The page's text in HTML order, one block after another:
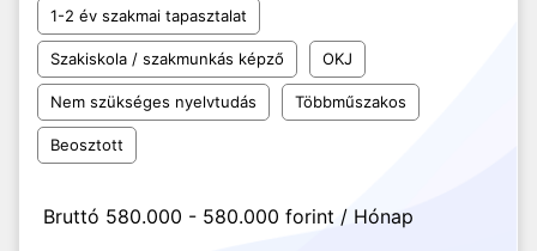
1-2 év szakmai tapasztalat
Szakiskola / szakmunkás képző OKJ
Nem szükséges nyelvtudás Többműszakos
Beosztott
Bruttó 580.000 - 580.000 forint / Hónap